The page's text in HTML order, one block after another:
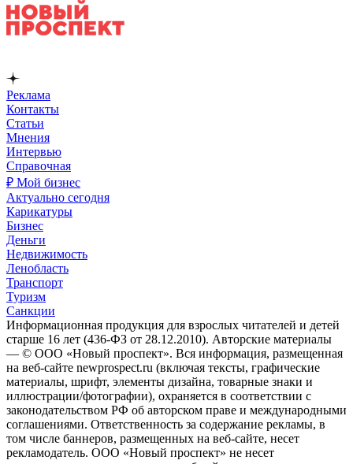
Реклама
Контакты
Статьи
Мнения
Интервью
Справочная
₽ Мой бизнес
Актуально сегодня
Карикатуры
Бизнес
Деньги
Недвижимость
Ленобласть
Транспорт
Туризм
Санкции
Информационная продукция для взрослых читателей и детей
старше 16 лет (436-ФЗ от 28.12.2010). Авторские материалы
— © ООО «Новый проспект». Вся информация, размещенная
на веб-сайте newprospect.ru (включая тексты, графические
материалы, шрифт, элементы дизайна, товарные знаки и
иллюстрации/фотографии), охраняется в соответствии с
законодательством РФ об авторском праве и международными
соглашениями. Ответственность за содержание рекламы, в
том числе баннеров, размещенных на веб-сайте, несет
рекламодатель. ООО «Новый проспект» не несет